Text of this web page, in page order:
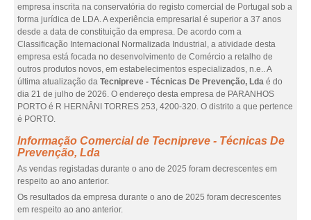
empresa inscrita na conservatória do registo comercial de Portugal sob a
forma jurídica de LDA. A experiência empresarial é superior a 37 anos
desde a data de constituição da empresa. De acordo com a
Classificação Internacional Normalizada Industrial, a atividade desta
empresa está focada no desenvolvimento de Comércio a retalho de
outros produtos novos, em estabelecimentos especializados, n.e.. A
última atualização da Tecnipreve - Técnicas De Prevenção, Lda é do
dia 21 de julho de 2026. O endereço desta empresa de PARANHOS
PORTO é R HERNÂNI TORRES 253, 4200-320. O distrito a que pertence
é PORTO.
Informação Comercial de Tecnipreve - Técnicas De
Prevenção, Lda
As vendas registadas durante o ano de 2025 foram decrescentes em
respeito ao ano anterior.
Os resultados da empresa durante o ano de 2025 foram decrescentes
em respeito ao ano anterior.